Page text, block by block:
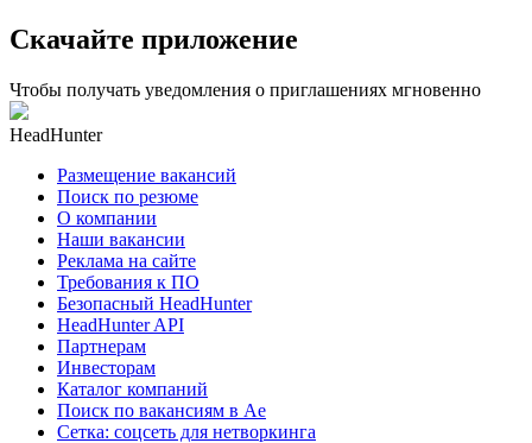
Скачайте приложение
Чтобы получать уведомления о приглашениях мгновенно
HeadHunter
Размещение вакансий
Поиск по резюме
О компании
Наши вакансии
Реклама на сайте
Требования к ПО
Безопасный HeadHunter
HeadHunter API
Партнерам
Инвесторам
Каталог компаний
Поиск по вакансиям в Ае
Сетка: соцсеть для нетворкинга